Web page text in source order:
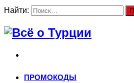
Найти:
ПРОМОКОДЫ